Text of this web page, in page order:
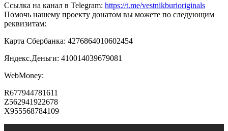
Ссылка на канал в Telegram: https://t.me/vestnikburioriginals
Помочь нашему проекту донатом вы можете по следующим
реквизитам:
Карта Сбербанка: 4276864010602454
Яндекс.Деньги: 410014039679081
WebMoney:
R677944781611
Z562941922678
X955568784109